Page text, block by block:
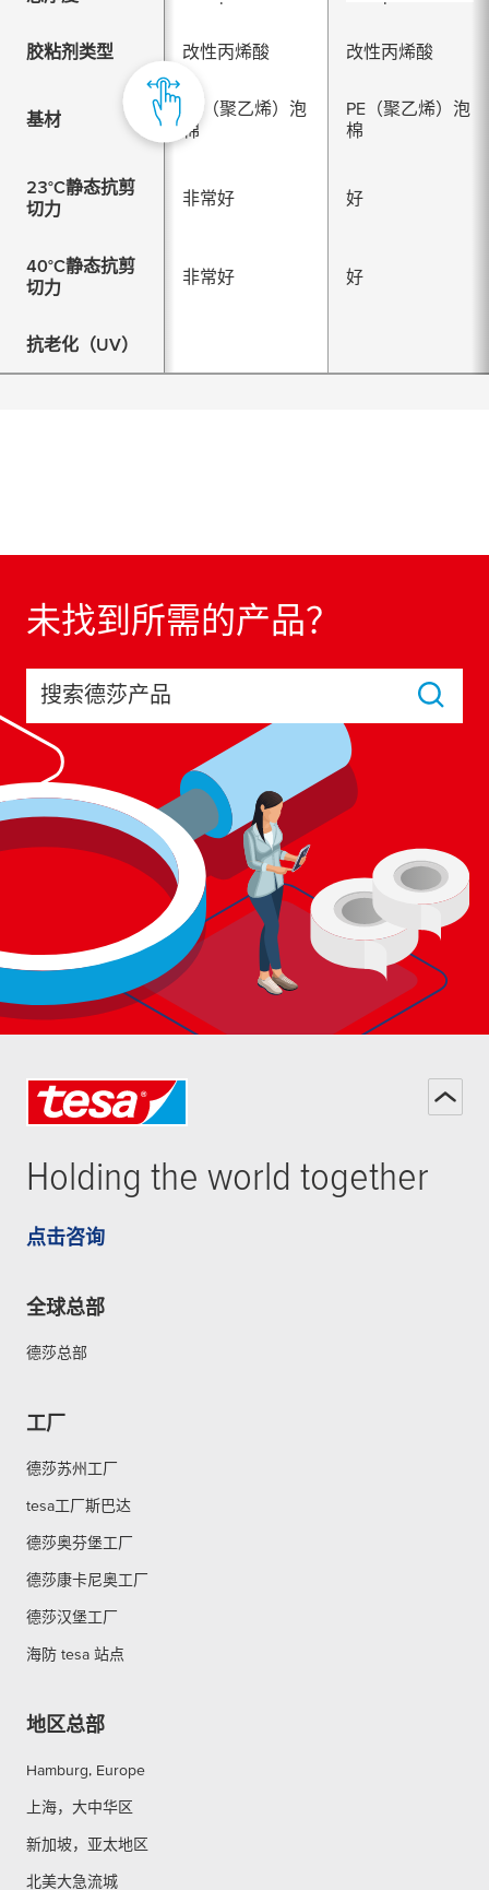
胶粘剂类型 改性丙烯酸 改性丙烯酸
基材
PE（聚乙烯）泡
棉
PE（聚乙烯）泡
棉
23°C静态抗剪
切力
非常好 好
40°C静态抗剪
切力
非常好 好
抗老化（UV）
未找到所需的产品？
搜索德莎产品
Holding the world together
点击咨询
全球总部
德莎总部
工厂
德莎苏州工厂
tesa工厂斯巴达
德莎奥芬堡工厂
德莎康卡尼奥工厂
德莎汉堡工厂
海防 tesa 站点
地区总部
Hamburg, Europe
上海，大中华区
新加坡，亚太地区
北美大急流城